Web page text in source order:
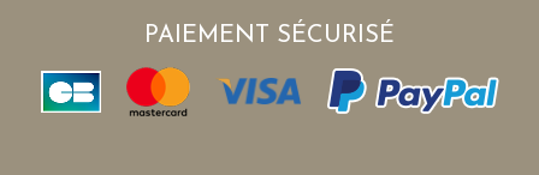
PAIEMENT SÉCURISÉ